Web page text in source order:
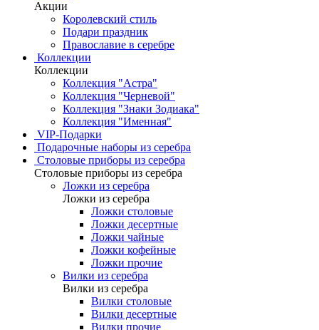
Акции
Королевский стиль
Подари праздник
Православие в серебре
Коллекции
Коллекции
Коллекция "Астра"
Коллекция "Черневой"
Коллекция "Знаки Зодиака"
Коллекция "Именная"
VIP-Подарки
Подарочные наборы из серебра
Столовые приборы из серебра
Столовые приборы из серебра
Ложки из серебра
Ложки из серебра
Ложки столовые
Ложки десертные
Ложки чайные
Ложки кофейные
Ложки прочие
Вилки из серебра
Вилки из серебра
Вилки столовые
Вилки десертные
Вилки прочие